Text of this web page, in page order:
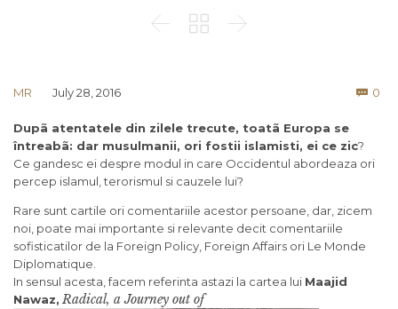
  
MR July 28, 2016  0
Dupã atentatele din zilele trecute, toatã Europa se
întreabã: dar musulmanii, ori fostii islamisti, ei ce zic?
Ce gandesc ei despre modul in care Occidentul abordeaza ori
percep islamul , terorismul si cauzele lui?
Rare sunt cartile ori comentariile acestor persoane, dar, zicem
noi, poate mai importante si relevante decit comentariile
sofisticatilor de la Foreign Policy, Foreign Affairs ori Le Monde
Diplomatique.
In sensul acesta, facem referinta astazi la cartea lui Maajid
Nawaz, Radical, a Journey out of